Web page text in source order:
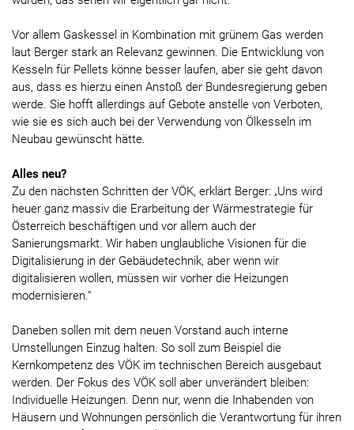
Vor allem Gaskessel in Kombination mit grünem Gas werden
laut Berger stark an Relevanz gewinnen. Die Entwicklung von
Kesseln für Pellets könne besser laufen, aber sie geht davon
aus, dass es hierzu einen Anstoß der Bundesregierung geben
werde. Sie hofft allerdings auf Gebote anstelle von Verboten,
wie sie es sich auch bei der Verwendung von Ölkesseln im
Neubau gewünscht hätte.
Alles neu?
Zu den nächsten Schritten der VÖK, erklärt Berger: „Uns wird
heuer ganz massiv die Erarbeitung der Wärmestrategie für
Österreich beschäftigen und vor allem auch der
Sanierungsmarkt. Wir haben unglaubliche Visionen für die
Digitalisierung in der Gebäudetechnik, aber wenn wir
digitalisieren wollen, müssen wir vorher die Heizungen
modernisieren.“
Daneben sollen mit dem neuen Vorstand auch interne
Umstellungen Einzug halten. So soll zum Beispiel die
Kernkompetenz des VÖK im technischen Bereich ausgebaut
werden. Der Fokus des VÖK soll aber unverändert bleiben:
Individuelle Heizungen. Denn nur, wenn die Inhabenden von
Häusern und Wohnungen persönlich die Verantwortung für ihren